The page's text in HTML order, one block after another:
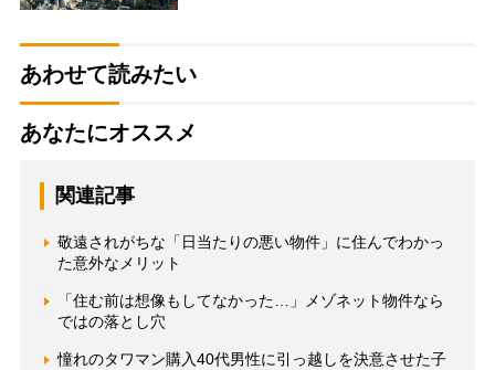
あわせて読みたい
あなたにオススメ
関連記事
敬遠されがちな「日当たりの悪い物件」に住んでわかっ
た意外なメリット
「住む前は想像もしてなかった…」メゾネット物件なら
ではの落とし穴
憧れのタワマン購入40代男性に引っ越しを決意させた子